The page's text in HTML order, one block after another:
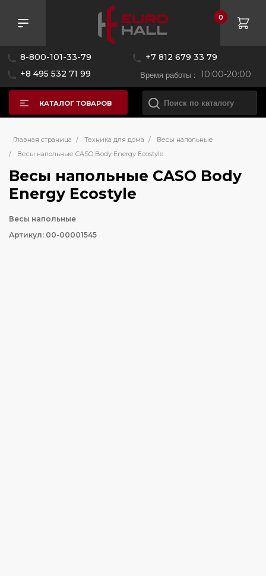
8-800-101-33-79
+7 812 679 33 79
+8 495 532 71 99
Время работы : 10:00-20:00
0
КАТАЛОГ ТОВАРОВ
Главная страница / Техника для дома /
Весы напольные
/
Весы напольные CASO Body Energy Ecostyle
Весы напольные CASO Body
Energy Ecostyle
Весы напольные
Артикул: 00-00001545